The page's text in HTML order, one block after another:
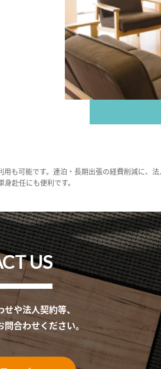
も可能です。連泊・長期出張の経費削減に、法
赴任にも便利です。
US
や法人契約等、
合わせください。